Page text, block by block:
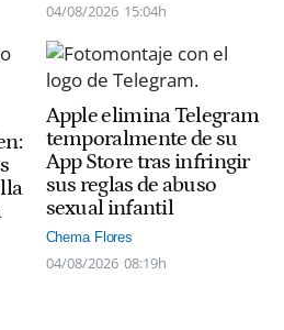
04/08/2026 15:04h
Apple elimina Telegram
temporalmente de su
App Store tras infringir
sus reglas de abuso
sexual infantil
Chema Flores
04/08/2026 08:19h